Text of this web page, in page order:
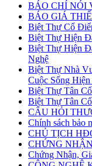
BÁO CHÍ NÓI
BÁO GIÁ
Biệt Thự Cổ
Biệt Thự Hiện
Biệt Thự Hiện
Nghệ
Biệt Thự Nhà
Cuộc Sống
Biệt Thự Tân
Biệt Thự Tân
CÂU HỎI
Chính sách bảo
CHỦ TỊCH
CHỨNG
Chứng Nhận,